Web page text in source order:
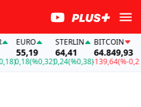
EURO
55,19
0,18(%0,32)
STERLIN
64,41
0,24(%0,38)
BITCOIN
64.849,93
-139,64(%-0,22)